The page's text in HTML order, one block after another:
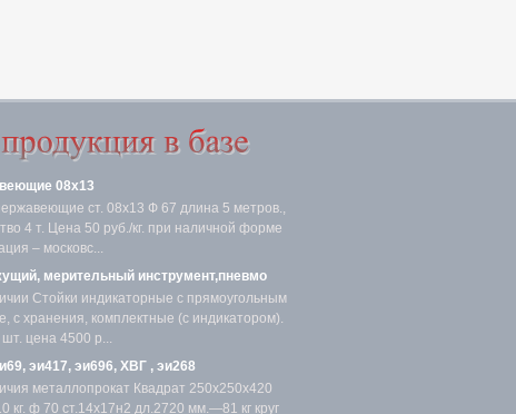
08х13
ст. 08х13 Ф 67 длина 5 метров.,
4 т. Цена 50 руб./кг. при наличной форме
– московс...
мерительный инструмент,пневмо
Стойки индикаторные с прямоугольным
с хранения, комплектные (с индикатором).
цена 4500 р...
эи417, эи696, ХВГ , эи268
металлопрокат Квадрат 250х250х420
кг. ф 70 ст.14х17н2 дл.2720 мм.—81 кг круг